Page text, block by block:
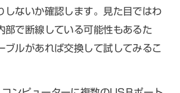
しないか確認します。見た目ではわ
部で断線している可能性もあるた
ブルがあれば交換して試してみるこ